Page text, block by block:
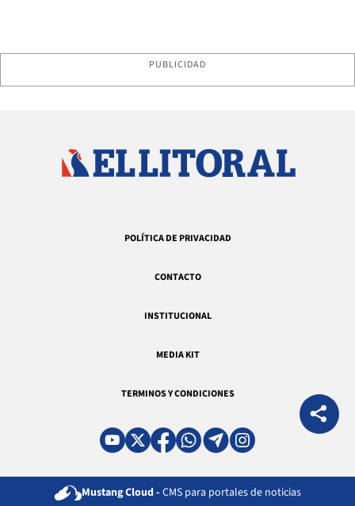
PUBLICIDAD
POLÍTICA DE PRIVACIDAD
CONTACTO
INSTITUCIONAL
MEDIA KIT
TERMINOS Y CONDICIONES
Mustang Cloud - CMS para portales de noticias